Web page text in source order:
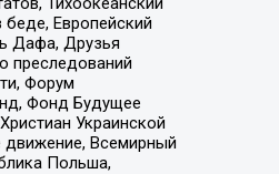
Европейский
Дафа, Друзья
преследований
Форум
Фонд Будущее
Украинской
Всемирный
Польша,